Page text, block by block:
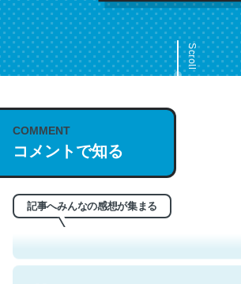
Scroll
COMMENT
コメントで知る
記事へみんなの感想が集まる
これは名文。彼はとてもクレバーなんだ
─今のこの状況が信じられるかい？ by ラーズ・ヌ